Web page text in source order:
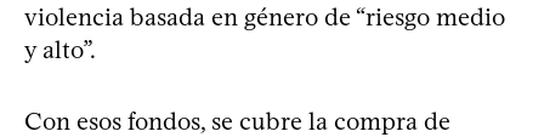
violencia basada en género de “riesgo medio
y alto”.
Con esos fondos, se cubre la compra de